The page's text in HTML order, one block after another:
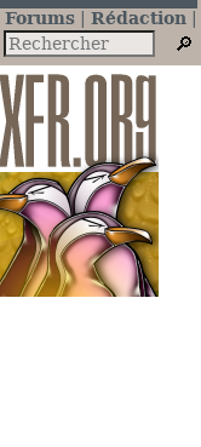
Forums
Rédaction